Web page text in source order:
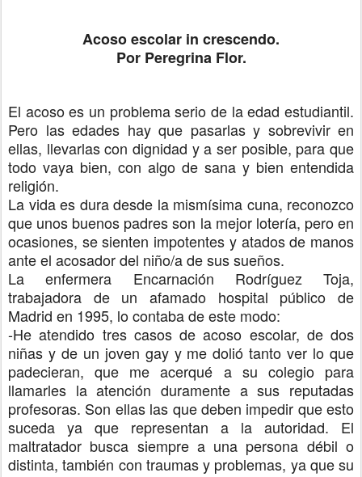
Acoso escolar in crescendo.
Por Peregrina Flor.
El acoso es un problema serio de la edad estudiantil.
Pero las edades hay que pasarlas y sobrevivir en
ellas, llevarlas con dignidad y a ser posible, para que
todo vaya bien, con algo de sana y bien entendida
religión.
La vida es dura desde la mismísima cuna, reconozco
que unos buenos padres son la mejor lotería, pero en
ocasiones, se sienten impotentes y atados de manos
ante el acosador del niño/a de sus sueños.
La enfermera Encarnación Rodríguez Toja,
trabajadora de un afamado hospital público de
Madrid en 1995, lo contaba de este modo:
-He atendido tres casos de acoso escolar, de dos
niñas y de un joven gay y me dolió tanto ver lo que
padecieran, que me acerqué a su colegio para
llamarles la atención duramente a sus reputadas
profesoras. Son ellas las que deben impedir que esto
suceda ya que representan a la autoridad.
El
maltratador busca siempre a una persona débil o
distinta, también con traumas y problemas, ya que su